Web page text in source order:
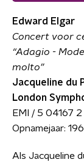
Edward Elgar
Concert voor
“Adagio -
molto”
Jacqueline du
London
EMI / 5 04167 2
Opnamejaar:
Als Jacqueline